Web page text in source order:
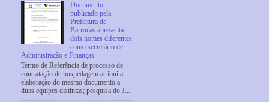
Documento
publicado pela
Prefeitura de
Barrocas apresenta
dois nomes diferentes
como secretário de
Administração e Finanças
Termo de Referência de processo de
contratação de hospedagem atribui a
elaboração do mesmo documento a
duas equipes distintas; pesquisa do J...